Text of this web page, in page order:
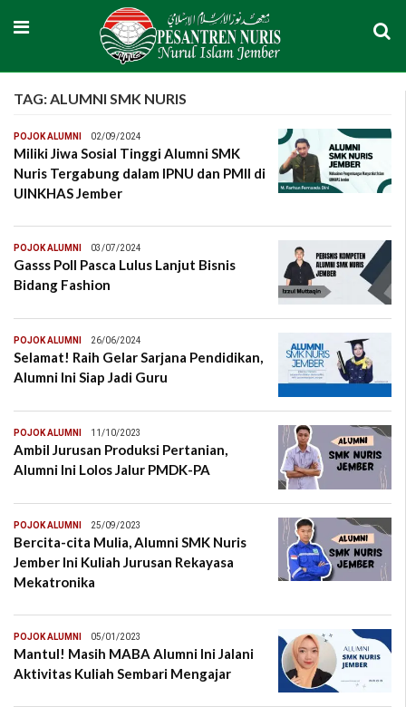
TAG:ALUMNI SMK NURIS
POJOK ALUMNI 02/09/2024
Miliki Jiwa Sosial Tinggi Alumni SMK
Nuris Tergabung dalam IPNU dan PMII di
UINKHAS Jember
POJOK ALUMNI 03/07/2024
Gasss Poll Pasca Lulus Lanjut Bisnis
Bidang Fashion
POJOK ALUMNI 26/06/2024
Selamat! Raih Gelar Sarjana Pendidikan,
Alumni Ini Siap Jadi Guru
POJOK ALUMNI 11/10/2023
Ambil Jurusan Produksi Pertanian,
Alumni Ini Lolos Jalur PMDK-PA
POJOK ALUMNI 25/09/2023
Bercita-cita Mulia, Alumni SMK Nuris
Jember Ini Kuliah Jurusan Rekayasa
Mekatronika
POJOK ALUMNI 05/01/2023
Mantul! Masih MABA Alumni Ini Jalani
Aktivitas Kuliah Sembari Mengajar